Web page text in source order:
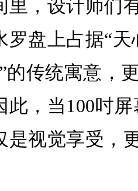
里，设计师们
罗盘上占据“
的传统寓意，
此，当100吋
是视觉享受，